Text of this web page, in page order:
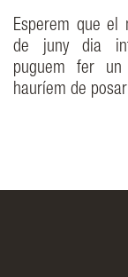
Esperem que el
de juny dia
puguem fer
hauríem de